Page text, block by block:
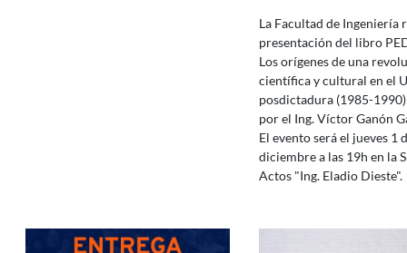
La Facultad de Ingeniería
presentación del libro
Los orígenes de una
científica y cultural en el
posdictadura (1985-
por el Ing. Víctor Ganón
El evento será el jueves 1
diciembre a las 19h en la
Actos "Ing. Eladio Dieste".